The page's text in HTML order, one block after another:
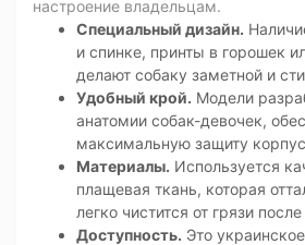
настроение владельцам.
Специальный дизайн.
и спинке, принты в горошек
делают собаку заметной и
Удобный крой. Модели
анатомии собак-девочек,
максимальную защиту
Материалы. Используется
плащевая ткань, которая
легко чистится от грязи
Доступность. Это